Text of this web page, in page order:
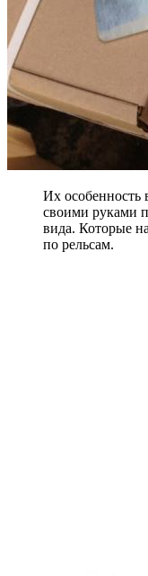
Их особенность
своими руками
вида. Которые
по рельсам.